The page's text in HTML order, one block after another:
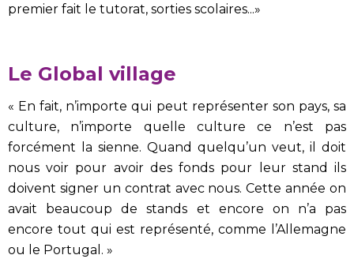
premier fait le tutorat, sorties scolaires...»
Le Global village
« En fait, n’importe qui peut représenter son pays, sa
culture, n’importe quelle culture ce n’est pas
forcément la sienne. Quand quelqu’un veut, il doit
nous voir pour avoir des fonds pour leur stand ils
doivent signer un contrat avec nous. Cette année on
avait beaucoup de stands et encore on n’a pas
encore tout qui est représenté, comme l’Allemagne
ou le Portugal. »